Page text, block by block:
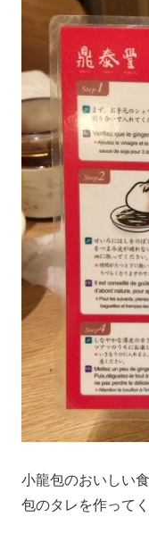
小龍包のおいしい
包のタレを作って